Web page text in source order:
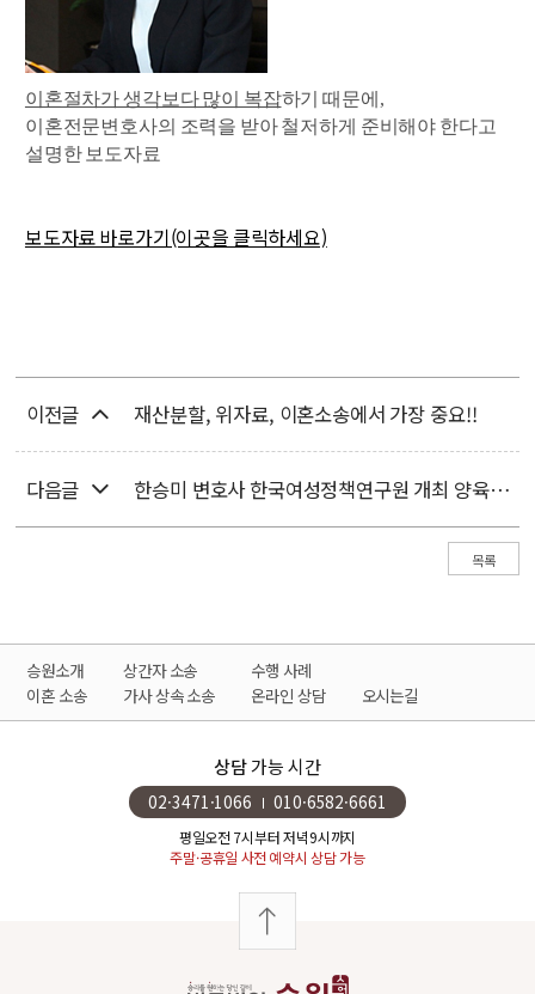
이혼절차가 생각보다 많이 복잡하기 때문에,
이혼전문변호사의 조력을 받아 철저하게 준비해야 한다고
설명한 보도자료
보도자료 바로가기(이곳을 클릭하세요)
이전글 재산분할, 위자료, 이혼소송에서 가장 중요!!
다음글 한승미 변호사 한국여성정책연구원 개최 양육비 이행확보에 관한 국제컨퍼런스 참석
목록
승원소개
이혼 소송
상간자 소송
가사 상속 소송
수행 사례
온라인 상담
오시는길
상담가능 시간
02·3471·1066 010·6582·6661
평일오전 7시부터 저녁9시까지
주말·공휴일 사전 예약시 상담 가능